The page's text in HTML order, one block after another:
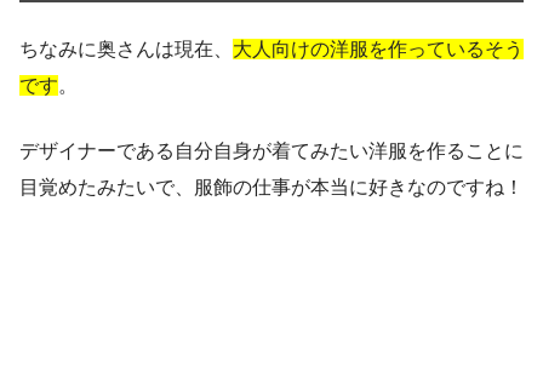
ちなみに奥さんは現在、 大人向けの洋服を作っているそう
です。
デザイナーである自分自身が着てみたい洋服を作ることに
目覚めたみたいで、服飾の仕事が本当に好きなのですね！